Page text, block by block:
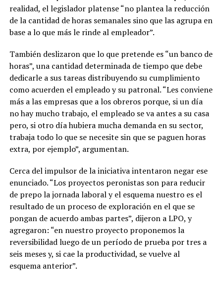
realidad, el legislador platense “no plantea la reducción
de la cantidad de horas semanales sino que las agrupa en
base a lo que más le rinde al empleador”.
También deslizaron que lo que pretende es “un banco de
horas”, una cantidad determinada de tiempo que debe
dedicarle a sus tareas distribuyendo su cumplimiento
como acuerden el empleado y su patronal. “Les conviene
más a las empresas que a los obreros porque, si un día
no hay mucho trabajo, el empleado se va antes a su casa
pero, si otro día hubiera mucha demanda en su sector,
trabaja todo lo que se necesite sin que se paguen horas
extra, por ejemplo”, argumentan.
Cerca del impulsor de la iniciativa intentaron negar ese
enunciado. “Los proyectos peronistas son para reducir
de prepo la jornada laboral y el esquema nuestro es el
resultado de un proceso de exploración en el que se
pongan de acuerdo ambas partes”, dijeron a LPO, y
agregaron: “en nuestro proyecto proponemos la
reversibilidad luego de un período de prueba por tres a
seis meses y, si cae la productividad, se vuelve al
esquema anterior”.